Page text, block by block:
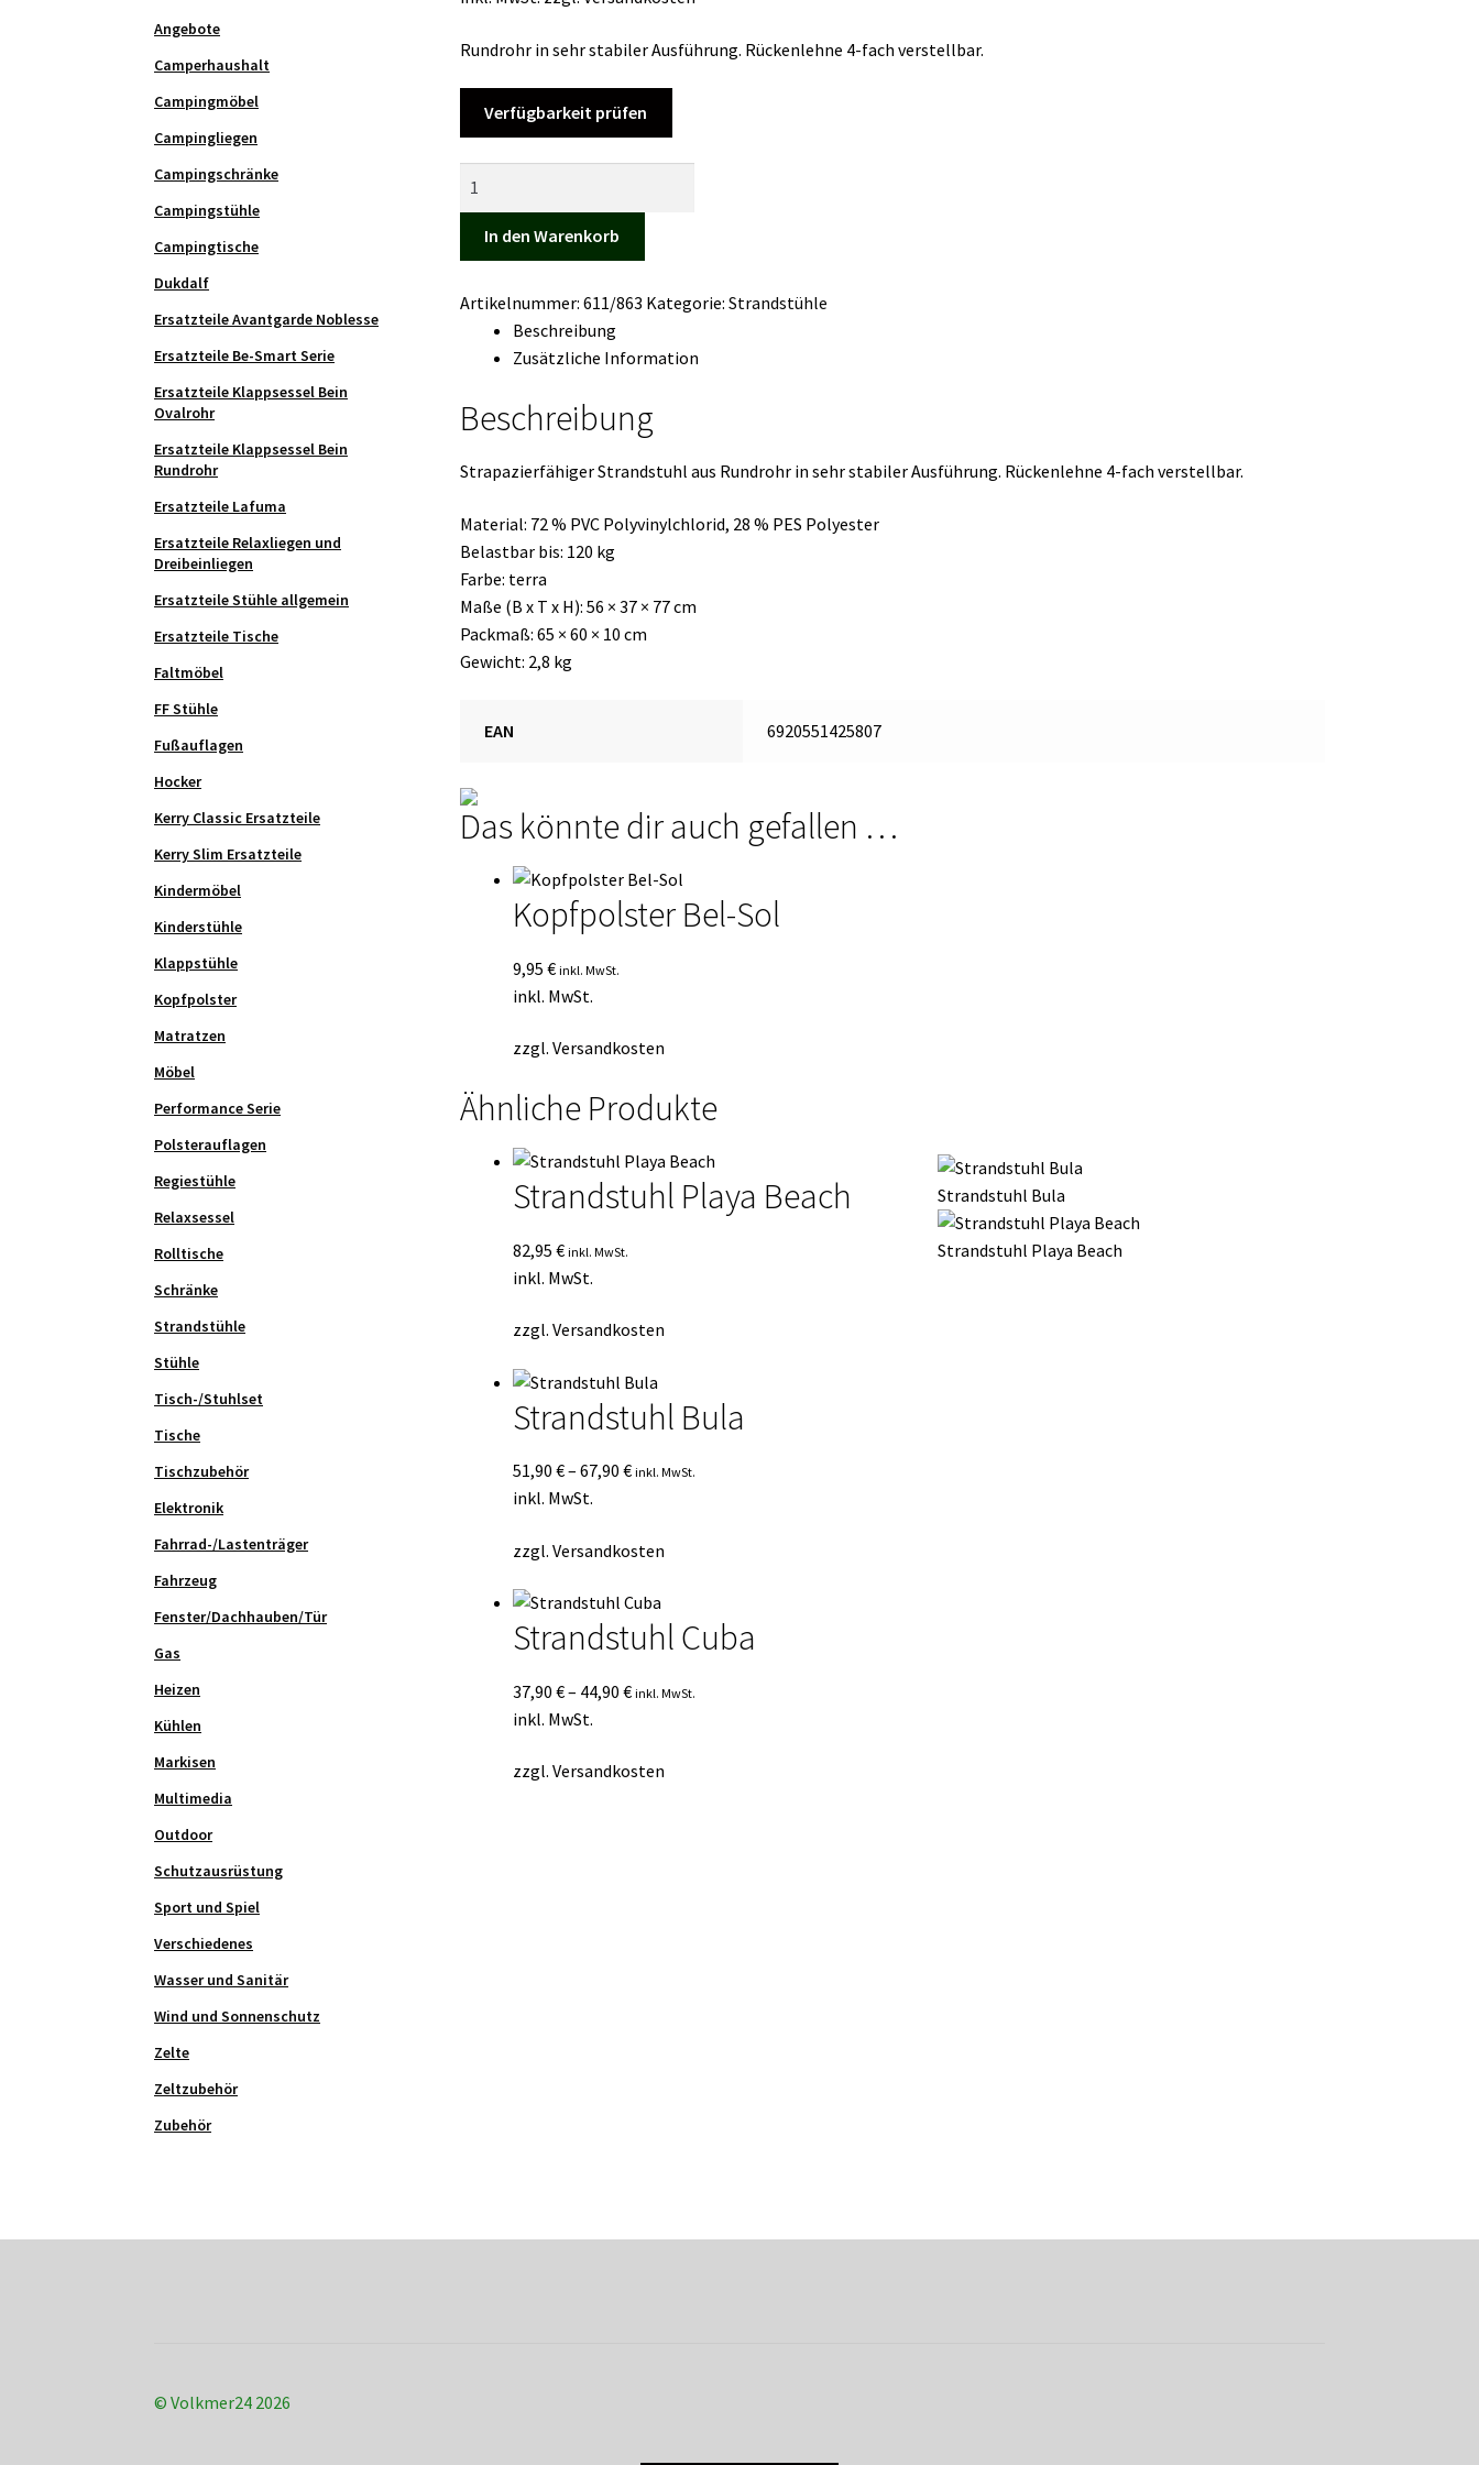
Rundrohr in sehr stabiler Ausführung. Rückenlehne 4-fach verstellbar.
Verfügbarkeit prüfen
Menge
In den Warenkorb
Artikelnummer: 611/863 Kategorie: Strandstühle
Beschreibung
Zusätzliche Information
Beschreibung
Strapazierfähiger Strandstuhl aus Rundrohr in sehr stabiler Ausführung. Rückenlehne 4-fach verstellbar.
Material: 72 % PVC Polyvinylchlorid, 28 % PES Polyester
Belastbar bis: 120 kg
Farbe: terra
Maße (B x T x H): 56 × 37 × 77 cm
Packmaß: 65 × 60 × 10 cm
Gewicht: 2,8 kg
EAN 6920551425807
Das könnte dir auch gefallen …
Kopfpolster Bel-Sol
9,95 € inkl. MwSt.
inkl. MwSt.
zzgl. Versandkosten
Ähnliche Produkte
Strandstuhl Playa Beach
82,95 € inkl. MwSt.
inkl. MwSt.
zzgl. Versandkosten
Strandstuhl Bula
51,90 €– 67,90 € inkl. MwSt.
inkl. MwSt.
zzgl. Versandkosten
Strandstuhl Cuba
37,90 €– 44,90 € inkl. MwSt.
inkl. MwSt.
zzgl. Versandkosten
Strandstuhl Bula
Strandstuhl Playa Beach
Angebote
Camperhaushalt
Campingmöbel
Campingliegen
Campingschränke
Campingstühle
Campingtische
Dukdalf
Ersatzteile Avantgarde Noblesse
Ersatzteile Be-Smart Serie
Ersatzteile Klappsessel Bein
Ovalrohr
Ersatzteile Klappsessel Bein
Rundrohr
Ersatzteile Lafuma
Ersatzteile Relaxliegen und
Dreibeinliegen
Ersatzteile Stühle allgemein
Ersatzteile Tische
Faltmöbel
FF Stühle
Fußauflagen
Hocker
Kerry Classic Ersatzteile
Kerry Slim Ersatzteile
Kindermöbel
Kinderstühle
Klappstühle
Kopfpolster
Matratzen
Möbel
Performance Serie
Polsterauflagen
Regiestühle
Relaxsessel
Rolltische
Schränke
Strandstühle
Stühle
Tisch-/Stuhlset
Tische
Tischzubehör
Elektronik
Fahrrad-/Lastenträger
Fahrzeug
Fenster/Dachhauben/Tür
Gas
Heizen
Kühlen
Markisen
Multimedia
Outdoor
Schutzausrüstung
Sport und Spiel
Verschiedenes
Wasser und Sanitär
Wind und Sonnenschutz
Zelte
Zeltzubehör
Zubehör
© Volkmer24 2026